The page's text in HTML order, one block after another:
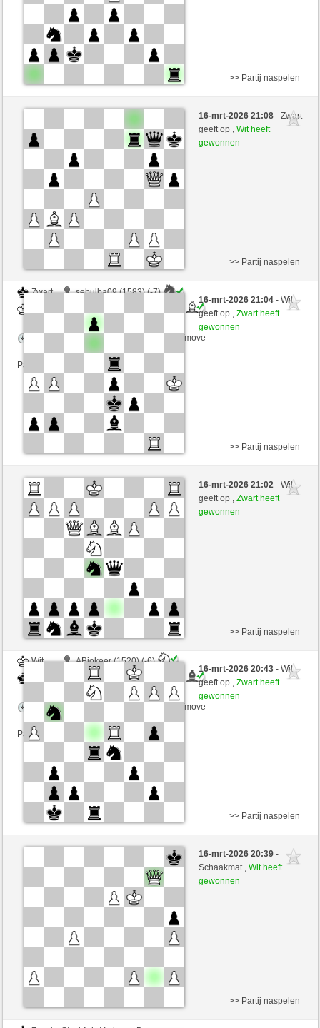
Wit
boersch70 (1730) (-13)
desperation007 (1801) (+13)
Speelduur: 3 minutes/side + 0 seconds/move
Partij telt mee voor de ranglijst
>> Partij naspelen
16-mrt-2026 21:08- Zwart
geeft op ,Wit heeft
gewonnen
Zwart
sebulba09 (1583) (-7)
Speelduur: 4 minutes/side + 0 seconds/move
Partij telt mee voor de ranglijst
>> Partij naspelen
16-mrt-2026 21:04- Wit
geeft op ,Zwart heeft
gewonnen
Wit
sebulba09 (1591) (-8)
Zwart
desperation007 (1786) (+8)
Speelduur: 4 minutes/side + 0 seconds/move
Partij telt mee voor de ranglijst
>> Partij naspelen
16-mrt-2026 21:02- Wit
geeft op ,Zwart heeft
gewonnen
Wit
ABjokeer (1520) (-6)
desperation007 (1780) (+6)
Speelduur: 2 minutes/side + 0 seconds/move
Partij telt mee voor de ranglijst
>> Partij naspelen
16-mrt-2026 20:43- Wit
geeft op ,Zwart heeft
gewonnen
Wit
Jesaja65 (1517) (-6)
desperation007 (1774) (+6)
Speelduur: 3 minutes/side + 0 seconds/move
>> Partij naspelen
16-mrt-2026 20:39-
Schaakmat ,Wit heeft
gewonnen
>> Partij naspelen